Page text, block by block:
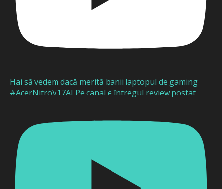
Hai să vedem dacă merită banii laptopul de gaming
#AcerNitroV17AI Pe canal e întregul review postat